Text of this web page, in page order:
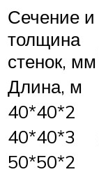
Сечение и
толщина
стенок, мм
Длина, м
40*40*2
40*40*3
50*50*2